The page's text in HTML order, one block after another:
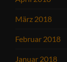
März 2018
Februar 2018
Januar 2018